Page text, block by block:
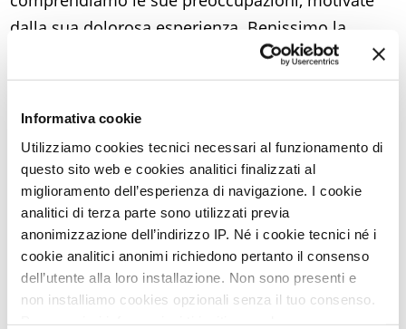
Informativa cookie
Utilizziamo cookies tecnici necessari al funzionamento di
questo sito web e cookies analitici finalizzati al
miglioramento dell’esperienza di navigazione. I cookie
analitici di terza parte sono utilizzati previa
anonimizzazione dell’indirizzo IP. Né i cookie tecnici né i
cookie analitici anonimi richiedono pertanto il consenso
dell’utente alla loro installazione. Non sono presenti e
non installiamo cookies opzionali senza il tuo consenso.
dalla sua dolorosa esperienza. Benissimo la
progressiva educazione alla conoscenza
dell’apparato genitale, con parole adatte all’età. Ed
ecco un suggerimento che precede l’inizio
l’inserimento di assorbenti interni in età ancora
adolescenziale, così da valutare eventuali
difficoltà legate per esempio a un ipertono del
pavimento pelvico e a un’infiammazione vulvo-
vaginale, così da poter intervenire prima dell’inizio
dell’attività sessuale. Un caro saluto.